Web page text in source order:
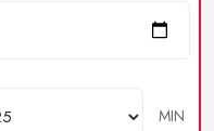
MIN